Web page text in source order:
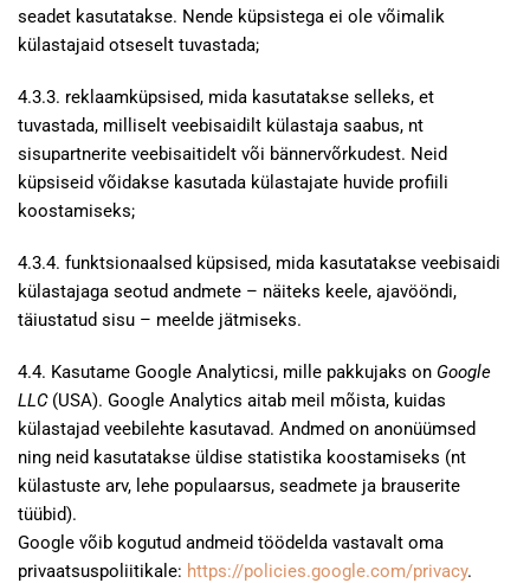
seadet kasutatakse. Nende küpsistega ei ole võimalik
külastajaid otseselt tuvastada;
4.3.3. reklaamküpsised, mida kasutatakse selleks, et
tuvastada, milliselt veebisaidilt külastaja saabus, nt
sisupartnerite veebisaitidelt või bännervõrkudest. Neid
küpsiseid võidakse kasutada külastajate huvide profiili
koostamiseks;
4.3.4. funktsionaalsed küpsised, mida kasutatakse veebisaidi
külastajaga seotud andmete – näiteks keele, ajavööndi,
täiustatud sisu – meelde jätmiseks.
4.4. Kasutame Google Analyticsi, mille pakkujaks on Google
LLC(USA). Google Analytics aitab meil mõista, kuidas
külastajad veebilehte kasutavad. Andmed on anonüümsed
ning neid kasutatakse üldise statistika koostamiseks (nt
külastuste arv, lehe populaarsus, seadmete ja brauserite
tüübid).
Google võib kogutud andmeid töödelda vastavalt oma
privaatsuspoliitikale: https://policies.google.com/privacy.